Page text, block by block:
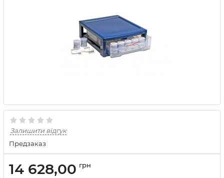
Залишити відгук
Предзаказ
14 628,00 грн